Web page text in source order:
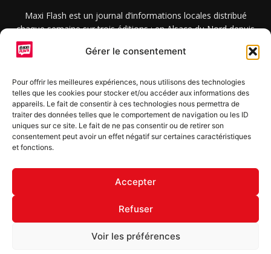
Gérer le consentement
Pour offrir les meilleures expériences, nous utilisons des technologies
telles que les cookies pour stocker et/ou accéder aux informations des
appareils. Le fait de consentir à ces technologies nous permettra de
traiter des données telles que le comportement de navigation ou les ID
uniques sur ce site. Le fait de ne pas consentir ou de retirer son
consentement peut avoir un effet négatif sur certaines caractéristiques
et fonctions.
Accepter
Refuser
Voir les préférences
Maxi Flash est un journal d’informations locales distribué
chaque semaine sur trois éditions : en Alsace du Nord depuis
2015, dans les secteurs d’Obernai-Molsheim-Erstein depuis
2022, et à Colmar, Vignoble et Plaine depuis 2023.
SUIVEZ-NOUS
S'inscrire à la newsletter
© Copyright © 2022 Maxi Flash